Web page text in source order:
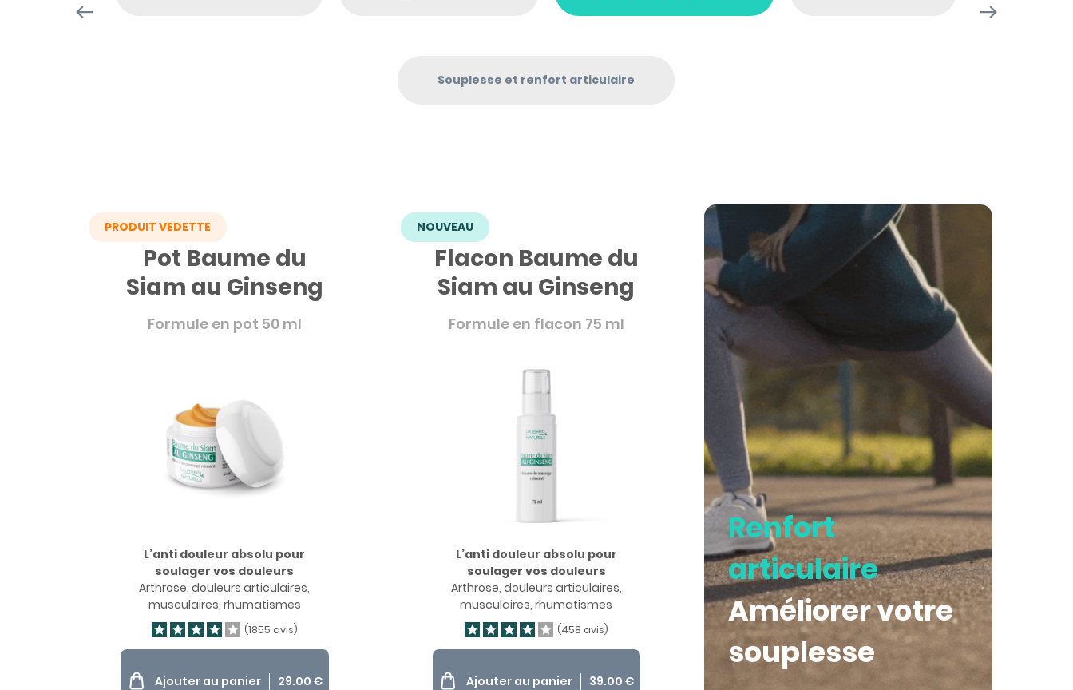
Souplesse et renfort articulaire
PRODUIT VEDETTE
Pot Baume du
Siam au Ginseng
Formule en pot 50 ml
L’anti douleur absolu pour
soulager vos douleurs
Arthrose, douleurs articulaires,
musculaires, rhumatismes
(1855 avis)
Ajouter au panier 29.00 €
NOUVEAU
Flacon Baume du
Siam au Ginseng
Formule en flacon 75 ml
L’anti douleur absolu pour
soulager vos douleurs
Arthrose, douleurs articulaires,
musculaires, rhumatismes
(458 avis)
Ajouter au panier 39.00€
Renfort
articulaire
Améliorer votre
souplesse